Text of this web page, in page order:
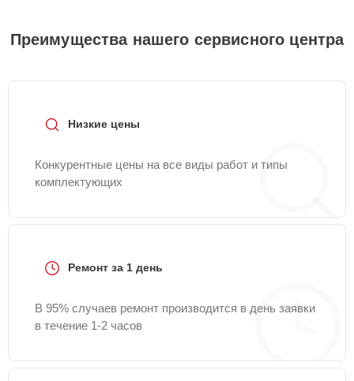
Преимущества нашего сервисного центра
Низкие цены
Конкурентные цены на все виды работ и типы
комплектующих
Ремонт за 1 день
В 95% случаев ремонт производится в день заявки
в течение 1-2 часов